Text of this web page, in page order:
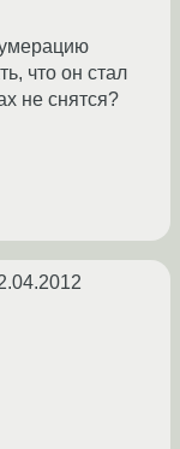
что он стал
не снятся?